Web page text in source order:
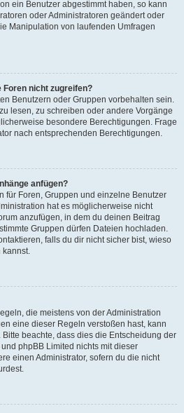
ein Benutzer abgestimmt haben, so kann
oder Administratoren geändert oder
Manipulation von laufenden Umfragen
nicht zugreifen?
Benutzern oder Gruppen vorbehalten sein.
lesen, zu schreiben oder andere Vorgänge
besondere Berechtigungen. Frage
nach entsprechenden Berechtigungen.
anfügen?
für Foren, Gruppen und einzelne Benutzer
hat es möglicherweise nicht
anzufügen, in dem du deinen Beitrag
Gruppen dürfen Dateien hochladen.
falls du dir nicht sicher bist, wieso
kannst.
die meistens von der Administration
eine dieser Regeln verstoßen hast, kann
beachte, dass dies die Entscheidung der
phpBB Limited nichts mit dieser
einen Administrator, sofern du die nicht